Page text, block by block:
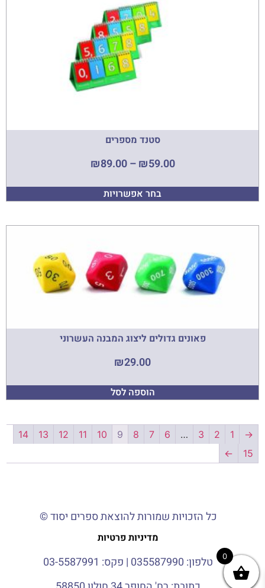
סטנד מספרים
₪59.00
–
₪89.00
בחר אפשרויות
פאונים גדולים ליצוג המבנה העשרוני
₪29.00
הוספה לסל
→
1
2
3
…
6
7
8
9
10
11
12
13
14
15
←
כל הזכויות שמורות להוצאת ספרים יסוד ©
מדיניות פרטיות
טלפון: 035587990 | פקס: 03-5587991
0